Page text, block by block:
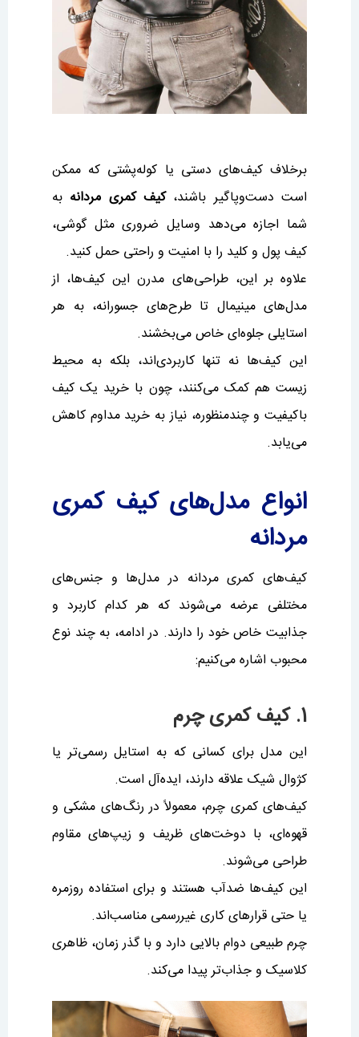
برخلاف کیف‌های دستی یا کوله‌پشتی که ممکن
است دست‌وپاگیر باشند،کیف کمری مردانه به
شما اجازه می‌دهد وسایل ضروری مثل گوشی،
کیف پول و کلید را با امنیت و راحتی حمل کنید.
علاوه بر این، طراحی‌های مدرن این کیف‌ها، از
مدل‌های مینیمال تا طرح‌های جسورانه، به هر
استایلی جلوه‌ای خاص می‌بخشند.
این کیف‌ها نه تنها کاربردی‌اند، بلکه به محیط
زیست هم کمک می‌کنند، چون با خرید یک کیف
باکیفیت و چندمنظوره، نیاز به خرید مداوم کاهش
می‌یابد.
انواع مدل‌های کیف کمری
مردانه
کیف‌های کمری مردانه در مدل‌ها و جنس‌های
مختلفی عرضه می‌شوند که هر کدام کاربرد و
جذابیت خاص خود را دارند. در ادامه، به چند نوع
محبوب اشاره می‌کنیم:
1. کیف کمری چرم
این مدل برای کسانی که به استایل رسمی‌تر یا
کژوال شیک علاقه دارند، ایده‌آل است.
کیف‌های کمری چرم، معمولاً در رنگ‌های مشکی و
قهوه‌ای، با دوخت‌های ظریف و زیپ‌های مقاوم
طراحی می‌شوند.
این کیف‌ها ضدآب هستند و برای استفاده روزمره
یا حتی قرارهای کاری غیررسمی مناسب‌اند.
چرم طبیعی دوام بالایی دارد و با گذر زمان، ظاهری
کلاسیک و جذاب‌تر پیدا می‌کند.